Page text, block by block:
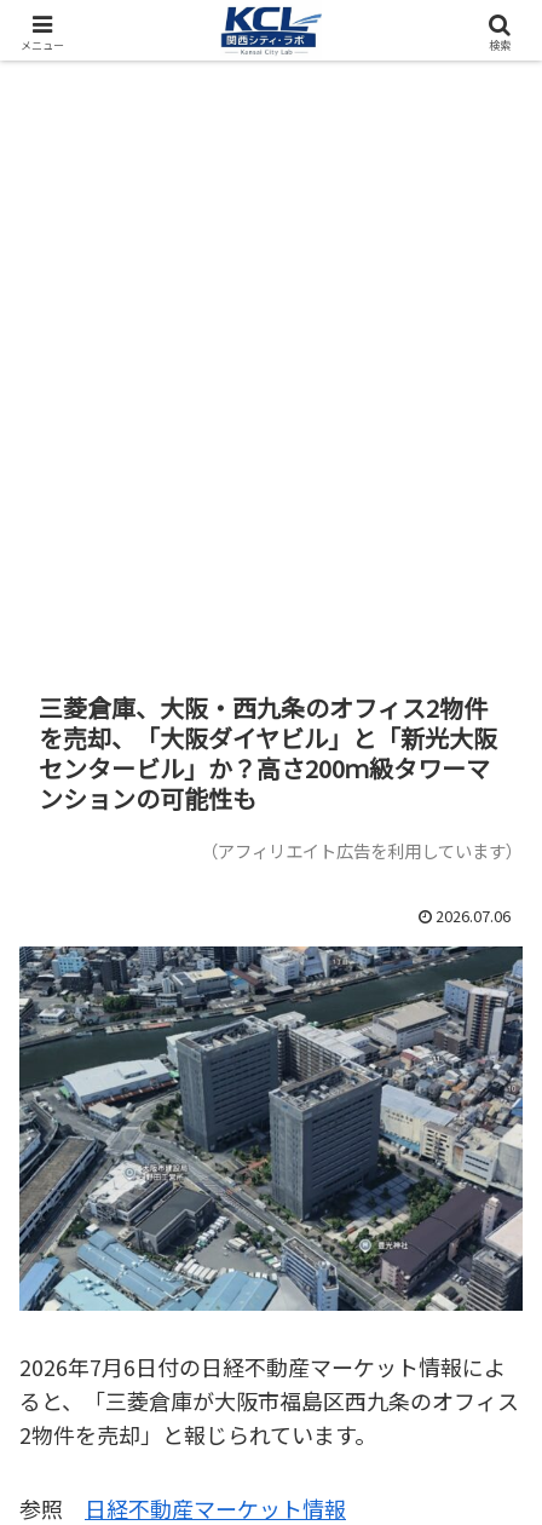
都市再開発をフィールド調査（累計アクセス数4000万PV）
三菱倉庫、大阪・西九条のオフィス2物件
を売却、「大阪ダイヤビル」と「新光大阪
センタービル」か？高さ200ｍ級タワーマ
ンションの可能性も
（アフィリエイト広告を利用しています）
2026.07.06
2026年7月6日付の日経不動産マーケット情報によ
ると、「三菱倉庫が大阪市福島区西九条のオフィス
2物件を売却」と報じられています。
参照 日経不動産マーケット情報
メニュー 検索